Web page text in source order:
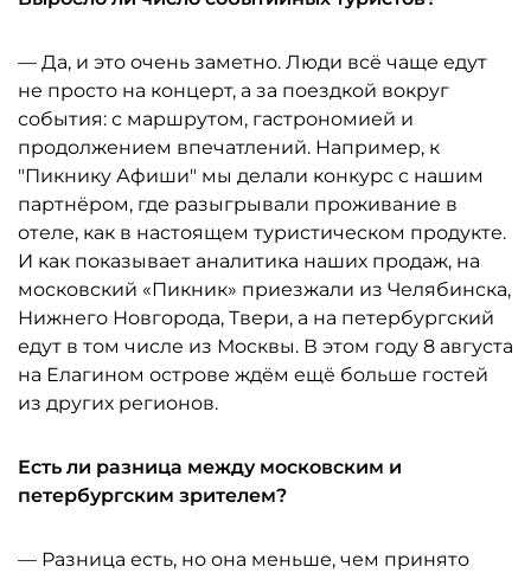
— Да, и это очень заметно. Люди всё чаще едут
не просто на концерт, а за поездкой вокруг
события: с маршрутом, гастрономией и
продолжением впечатлений. Например, к
"Пикнику Афиши" мы делали конкурс с нашим
партнёром, где разыгрывали проживание в
отеле, как в настоящем туристическом продукте.
И как показывает аналитика наших продаж, на
московский «Пикник» приезжали из Челябинска,
Нижнего Новгорода, Твери, а на петербургский
едут в том числе из Москвы. В этом году 8 августа
на Елагином острове ждём ещё больше гостей
из других регионов.
Есть ли разница между московским и
петербургским зрителем?
— Разница есть, но она меньше, чем принято